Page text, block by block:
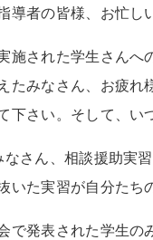
導者の皆様、お忙し
施された学生さんへ
たみなさん、お疲れ
下さい。そして、い
なさん、相談援助実
いた実習が自分たち
で発表された学生の